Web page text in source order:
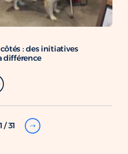
: des initiatives
différence
1 / 31